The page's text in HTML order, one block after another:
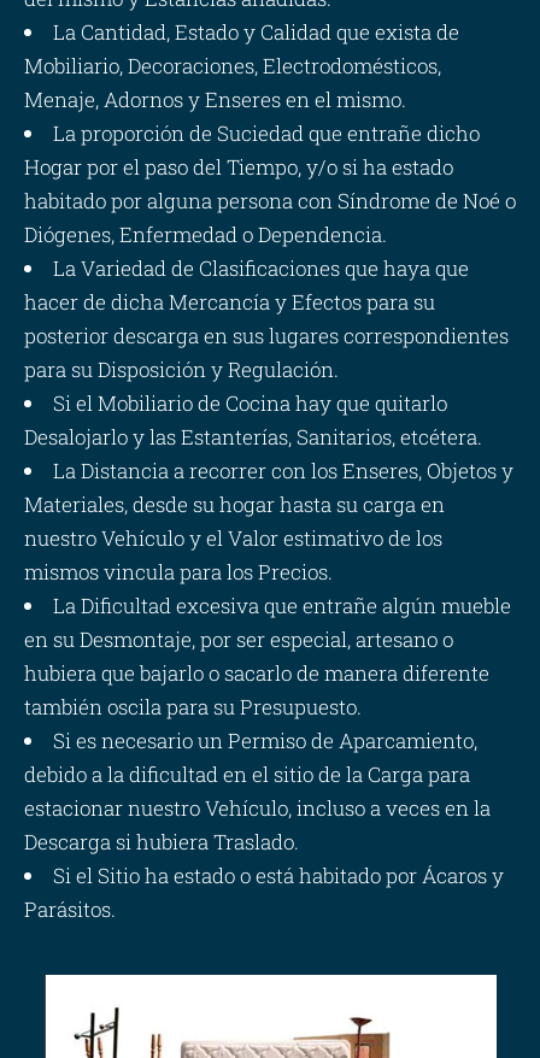
La Cantidad, Estado y Calidad que exista de
Mobiliario, Decoraciones, Electrodomésticos,
Menaje, Adornos y Enseres en el mismo.
La proporción de Suciedad que entrañe dicho
Hogar por el paso del Tiempo, y/o si ha estado
habitado por alguna persona con Síndrome de Noé o
Diógenes, Enfermedad o Dependencia.
La Variedad de Clasificaciones que haya que
hacer de dicha Mercancía y Efectos para su
posterior descarga en sus lugares correspondientes
para su Disposición y Regulación.
Si el Mobiliario de Cocina hay que quitarlo
Desalojarlo y las Estanterías, Sanitarios, etcétera.
La Distancia a recorrer con los Enseres, Objetos y
Materiales, desde su hogar hasta su carga en
nuestro Vehículo y el Valor estimativo de los
mismos vincula para los Precios.
La Dificultad excesiva que entrañe algún mueble
en su Desmontaje, por ser especial, artesano o
hubiera que bajarlo o sacarlo de manera diferente
también oscila para su Presupuesto.
Si es necesario un Permiso de Aparcamiento,
debido a la dificultad en el sitio de la Carga para
estacionar nuestro Vehículo, incluso a veces en la
Descarga si hubiera Traslado.
Si el Sitio ha estado o está habitado por Ácaros y
Parásitos.